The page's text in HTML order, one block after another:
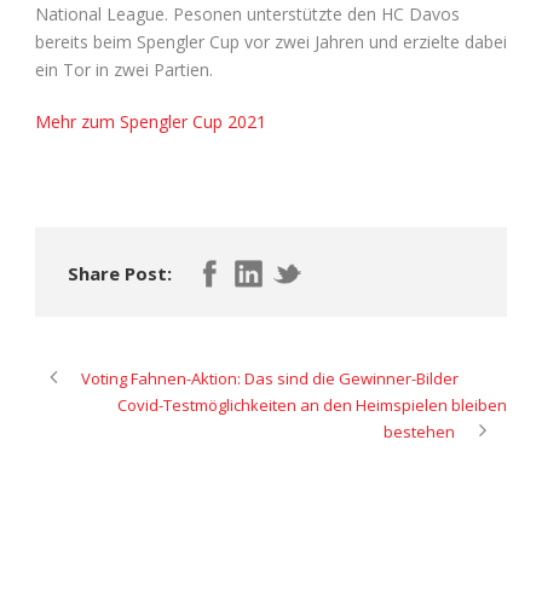
National League. Pesonen unterstützte den HC Davos
bereits beim Spengler Cup vor zwei Jahren und erzielte dabei
ein Tor in zwei Partien.
Mehr zum Spengler Cup 2021
Share Post:
Voting Fahnen-Aktion: Das sind die Gewinner-Bilder
Covid-Testmöglichkeiten an den Heimspielen bleiben
bestehen